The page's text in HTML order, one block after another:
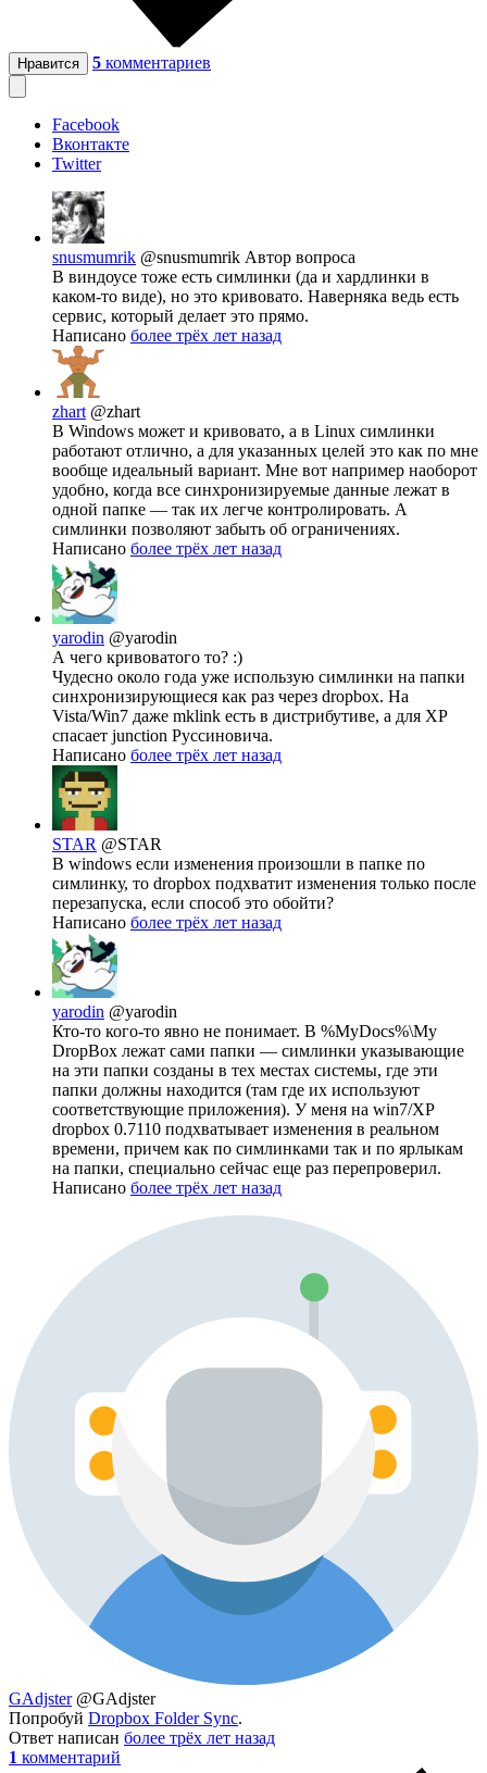
Нравится 5 комментариев
Facebook
Вконтакте
Twitter
snusmumrik @snusmumrik Автор вопроса
В виндоусе тоже есть симлинки (да и хардлинки в
каком-то виде), но это кривовато. Наверняка ведь есть
сервис, который делает это прямо.
Написано более трёх лет назад
zhart @zhart
В Windows может и кривовато, а в Linux симлинки
работают отлично, а для указанных целей это как по мне
вообще идеальный вариант. Мне вот например наоборот
удобно, когда все синхронизируемые данные лежат в
одной папке — так их легче контролировать. А
симлинки позволяют забыть об ограничениях.
Написано более трёх лет назад
yarodin @yarodin
А чего кривоватого то? :)
Чудесно около года уже использую симлинки на папки
синхронизирующиеся как раз через dropbox. На
Vista/Win7 даже mklink есть в дистрибутиве, а для XP
спасает junction Руссиновича.
Написано более трёх лет назад
STAR @STAR
В windows если изменения произошли в папке по
симлинку, то dropbox подхватит изменения только после
перезапуска, если способ это обойти?
Написано более трёх лет назад
yarodin @yarodin
Кто-то кого-то явно не понимает. В %MyDocs%\My
DropBox лежат сами папки — симлинки указывающие
на эти папки созданы в тех местах системы, где эти
папки должны находится (там где их используют
соответствующие приложения). У меня на win7/XP
dropbox 0.7110 подхватывает изменения в реальном
времени, причем как по симлинками так и по ярлыкам
на папки, специально сейчас еще раз перепроверил.
Написано более трёх лет назад
GAdjster @GAdjster
Попробуй Dropbox Folder Sync.
Ответ написан более трёх лет назад
1 комментарий